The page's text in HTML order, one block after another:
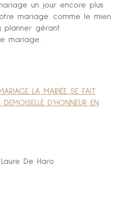
un jour encore plus
mariage. comme le mien
planner gérant
mariage.
De Haro